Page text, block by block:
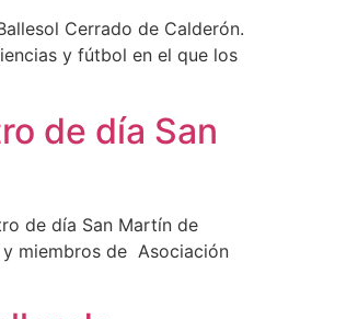
Cerrado de Calderón.
y fútbol en el que los
de día San
de día San Martín de
y miembros de Asociación